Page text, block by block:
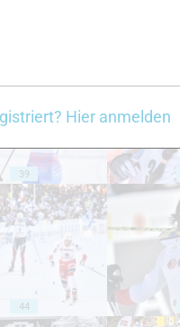
39
44
Hier anmelden